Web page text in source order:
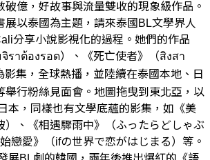
破億，好故事與流量雙收的現象級作品。
展以泰國為主題，請來泰國BL文學界人
分享小說影視化的過程。她們的作品
จิราต้องรอด）、《死亡使者》（สิงสา
集，全球熱播，並陸續在泰國本地、日
舉行粉絲見面會。地圖拖曳到東北亞，以
本，同樣也有文學底蘊的影集，如《美
）、《相遇驟雨中》（ふったらどしゃぶ
戀愛》（ifの世界で恋がはじまる）等。